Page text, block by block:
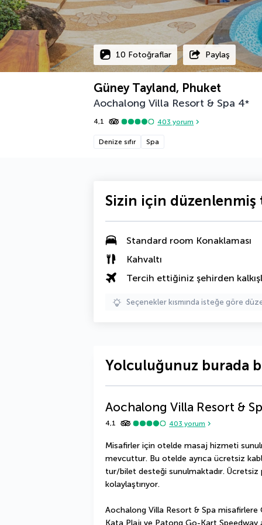
10 Fotoğraflar Paylaş
Güney Tayland, Phuket
Aochalong Villa Resort & Spa 4*
4,1 403 yorum
Denize sıfır Spa
Sizin için düzenlenmiş
Standard room Konaklaması
Kahvaltı
Tercih ettiğiniz şehirden
Seçenekler kısmında isteğe göre
Yolculuğunuz burada
Aochalong Villa Resort &
4,1 403 yorum
Misafirler için otelde masaj hizmeti
mevcuttur. Bu otelde ayrıca ücretsiz
tur/bilet desteği sunulmaktadır. Ücretsiz
kolaylaştırıyor.
Aochalong Villa Resort & Spa
Kata Plajı ve Patong Go-Kart